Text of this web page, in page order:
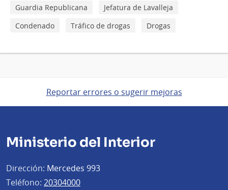
Guardia Republicana
Jefatura de Lavalleja
Condenado
Tráfico de drogas Drogas
Reportar errores o sugerir mejoras
Ministerio del Interior
Dirección: Mercedes 993
Teléfono: 20304000